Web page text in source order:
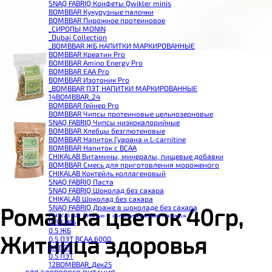
SNAQ FABRIQ Конфеты Qwikler minis
BOMBBAR Кукурузные палочки
BOMBBAR Пирожное протеиновое
_CИРОПЫ MONIN
_Dubai Collection
_BOMBBAR ЖБ НАПИТКИ МАРКИРОВАННЫЕ
BOMBBAR Креатин Pro
BOMBBAR Amino Energy Pro
BOMBBAR EAA Pro
BOMBBAR Изотоник Pro
_BOMBBAR ПЭТ НАПИТКИ МАРКИРОВАННЫЕ
14BOMBBAR_24
BOMBBAR Гейнер Pro
BOMBBAR Чипсы протеиновые цельнозерновые
SNAQ FABRIQ Чипсы низкокалорийные
BOMBBAR Хлебцы безглютеновые
BOMBBAR Напиток Гуарана и L-carnitine
BOMBBAR Напиток с BCAA
CHIKALAB Витамины, минералы, пищевые добавки
BOMBBAR Смесь для приготовления мороженого
CHIKALAB Коктейль коллагеновый
SNAQ FABRIQ Паста
SNAQ FABRIQ Шоколад без сахара
CHIKALAB Шоколад без сахара
SNAQ FABRIQ Драже в шоколаде без сахара
CHIKALAB Драже в шоколаде без сахара
BOMBBAR Каша овсяная с белком
BOMBBAR Джем низкокалорийный
BOMBBAR Сахарозаменитель
BOMBBAR Паста
CHIKALAB Паста
CHIKALAB Смеси для выпечки
0.33 ЖБ
0.5 ЖБ
0.5 ПЭТ ВСАА 6000
0.1 ПЭТ
0.5 ПЭТ
12BOMBBAR_Дек25
Ромашка цветок 40гр,
Житница здоровья